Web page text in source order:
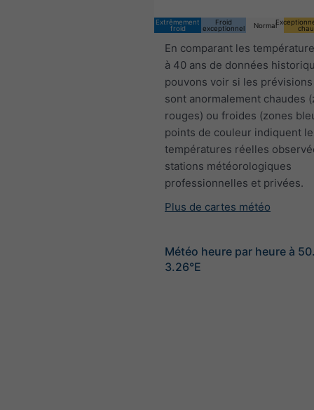
Extrêmement
froid
Froid
exceptionnel
Normal
En comparant les
à 40 ans de données
pouvons voir si les
sont anormalement chaudes
rouges) ou froides (zones
points de couleur indiquent
températures réelles
stations météorologiques
professionnelles et privées.
Plus de cartes météo
Météo heure par heure à
3.26°E